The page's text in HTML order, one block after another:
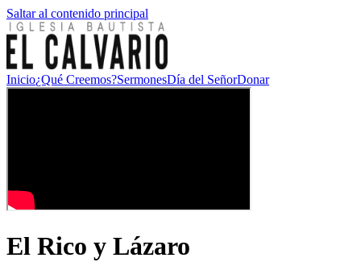
Saltar al contenido principal
Inicio¿Qué Creemos?SermonesDía del SeñorDonar
El Rico y Lázaro